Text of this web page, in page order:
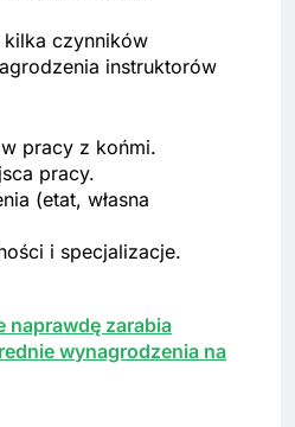
kilka czynników
instruktorów
pracy z końmi.
pracy.
(etat, własna
i specjalizacje.
naprawdę zarabia
wynagrodzenia na